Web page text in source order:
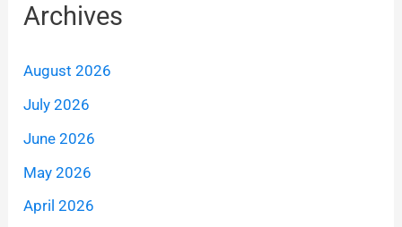
Archives
August 2026
July 2026
June 2026
May 2026
April 2026